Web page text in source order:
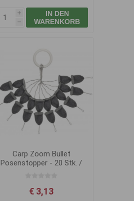
i
h
IN DEN
WARENKORB
Carp Zoom Bullet
Posenstopper - 20 Stk. /
€ 3,13